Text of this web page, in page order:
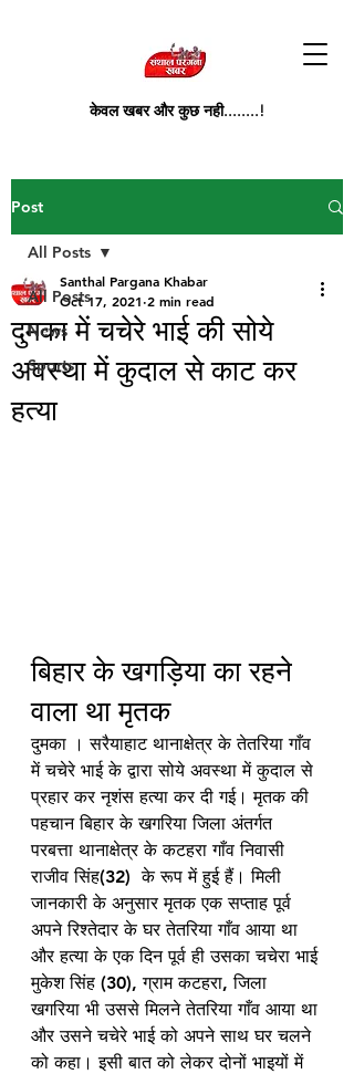
केवल खबर और कुछ नही........!
Post
All Posts
News
Sports
All Posts
दुमका में चचेरे भाई की सोये
अवस्था में कुदाल से काट कर
हत्या
Santhal Pargana Khabar
Oct 17, 2021 2 min read
बिहार के खगड़िया का रहने
वाला था मृतक
दुमका । सरैयाहाट थानाक्षेत्र के तेतरिया गाँव
में चचेरे भाई के द्वारा सोये अवस्था में कुदाल से
प्रहार कर नृशंस हत्या कर दी गई। मृतक की
पहचान बिहार के खगरिया जिला अंतर्गत
परबत्ता थानाक्षेत्र के कटहरा गाँव निवासी
राजीव सिंह(32)  के रूप में हुई हैं। मिली
जानकारी के अनुसार मृतक एक सप्ताह पूर्व
अपने रिश्तेदार के घर तेतरिया गाँव आया था
और हत्या के एक दिन पूर्व ही उसका चचेरा भाई
मुकेश सिंह (30), ग्राम कटहरा, जिला
खगरिया भी उससे मिलने तेतरिया गाँव आया था
और उसने चचेरे भाई को अपने साथ घर चलने
को कहा। इसी बात को लेकर दोनों भाइयों में